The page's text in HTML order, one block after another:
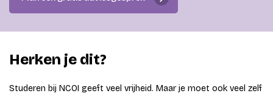
Herken je dit?
Studeren bij NCOI geeft veel vrijheid. Maar je moet ook veel zelf